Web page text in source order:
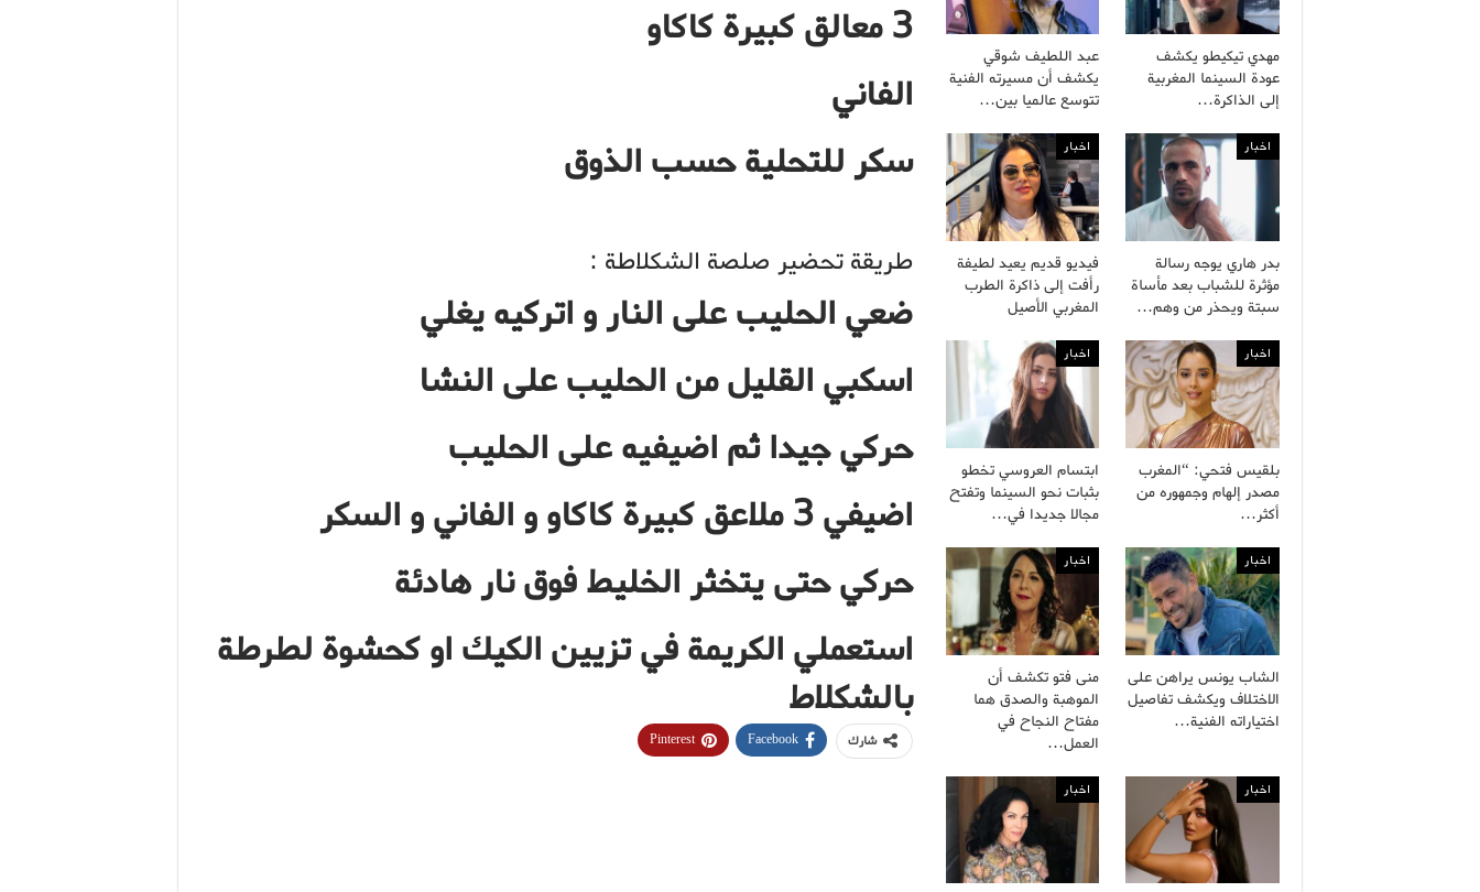
3 معالق كبيرة كاكاو
الفاني
سكر للتحلية حسب الذوق
طريقة تحضير صلصة الشكلاطة :
ضعي الحليب على النار و اتركيه يغلي
اسكبي القليل من الحليب على النشا
حركي جيدا ثم اضيفيه على الحليب
اضيفي 3 ملاعق كبيرة كاكاو و الفاني و السكر
حركي حتى يتخثر الخليط فوق نار هادئة
استعملي الكريمة في تزيين الكيك او كحشوة لطرطة
بالشكلاط
شارك Facebook
Pinterest
مهدي تيكيطو يكشف
عودة السينما المغربية
إلى الذاكرة…
عبد اللطيف شوقي
يكشف أن مسيرته الفنية
تتوسع عالميا بين…
اخبار
بدر هاري يوجه رسالة
مؤثرة للشباب بعد مأساة
سبتة ويحذر من وهم…
اخبار
فيديو قديم يعيد لطيفة
رأفت إلى ذاكرة الطرب
المغربي الأصيل
اخبار
بلقيس فتحي: “المغرب
مصدر إلهام وجمهوره من
أكثر…
اخبار
ابتسام العروسي تخطو
بثبات نحو السينما وتفتح
مجالا جديدا في…
اخبار
الشاب يونس يراهن على
الاختلاف ويكشف تفاصيل
اختياراته الفنية…
اخبار
منى فتو تكشف أن
الموهبة والصدق هما
مفتاح النجاح في
العمل…
اخبار اخبار